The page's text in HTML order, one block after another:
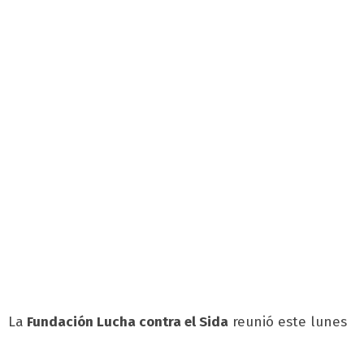
La Fundación Lucha contra el Sida reunió este lunes